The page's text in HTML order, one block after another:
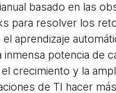
basado en las
para resolver los
el aprendizaje
inmensa potencia de
crecimiento y la
de TI hacer